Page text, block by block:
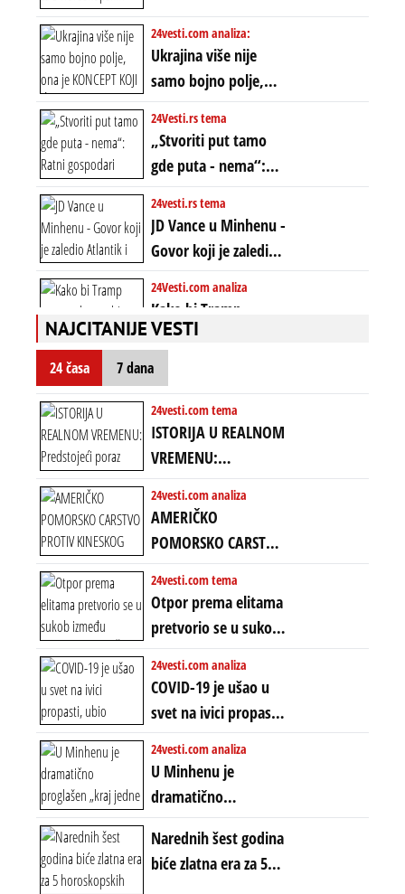
neistinom: forma te
ere završila se na
istom mestu, ali
prošle godine
znakova: Stiže lavina
novca i bogatstva
24vesti.com analiza:
Ukrajina više nije
samo bojno polje,
ona je KONCEPT KOJI
ĆE RASPASTI CEO
ZAPADNI SVET
24Vesti.rs tema
„Stvoriti put tamo
gde puta - nema“:
Ratni gospodari
plaču za starim
poretkom... Bez
ikakve realpolitike u
njima, oni su sada
nebitni kao Zelenski
24vesti.rs tema
JD Vance u Minhenu -
Govor koji je zaledio
Atlantik i duboko
šokirao Evropu (ceo
transkript)
24Vesti.com analiza
Kako bi Tramp
mogao da ugrabi
TREĆI MANDAT -
uprkos 22.
amandmanu
NAJCITANIJE VESTI
24 časa 7 dana
24vesti.com tema
ISTORIJA U REALNOM
VREMENU:
Predstojeći poraz
Amerike u Iranu
uvodi eru
energetskog haosa,
finansijskih
previranja i kolapsa
starog poretka
24vesti.com analiza
AMERIČKO
POMORSKO CARSTVO
PROTIV KINESKOG
KOPNENOG SVETA:
Rat u Iranu je rat za
globalne preferencije
24vesti.com tema
Otpor prema elitama
pretvorio se u sukob
između običnih ljudi:
ZAŠTO SE DEŠAVA
EKSTREMNA
POLARIZACIJA?
24vesti.com analiza
COVID-19 je ušao u
svet na ivici propasti,
ubio milione, ali je
spasao sistem
24vesti.com analiza
U Minhenu je
dramatično
proglašen „kraj jedne
ere“, ali sa
dvostrukom
Narednih šest godina
biće zlatna era za 5